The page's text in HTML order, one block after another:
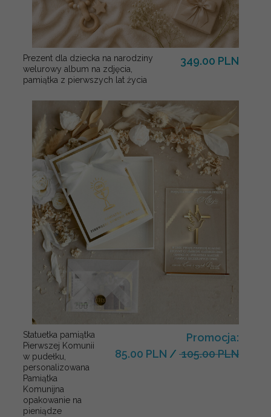
Prezent dla dziecka na narodziny
welurowy album na zdjęcia,
pamiątka z pierwszych lat życia
349.00 PLN
Statuetka pamiątka
Pierwszej Komunii
w pudełku,
personalizowana
Pamiątka
Komunijna
opakowanie na
pieniądze
Promocja:
85.00 PLN / 105.00 PLN